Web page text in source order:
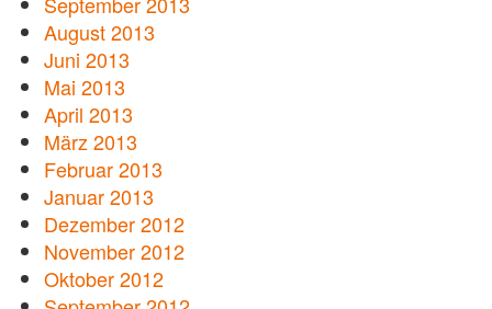
August 2013
Juni 2013
Mai 2013
April 2013
März 2013
Februar 2013
Januar 2013
Dezember 2012
November 2012
Oktober 2012